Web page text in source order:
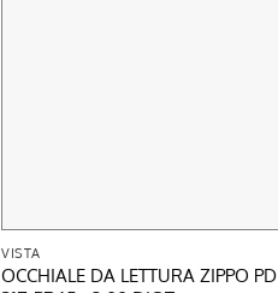
VISTA
OCCHIALE DA LETTURA ZIPPO PD